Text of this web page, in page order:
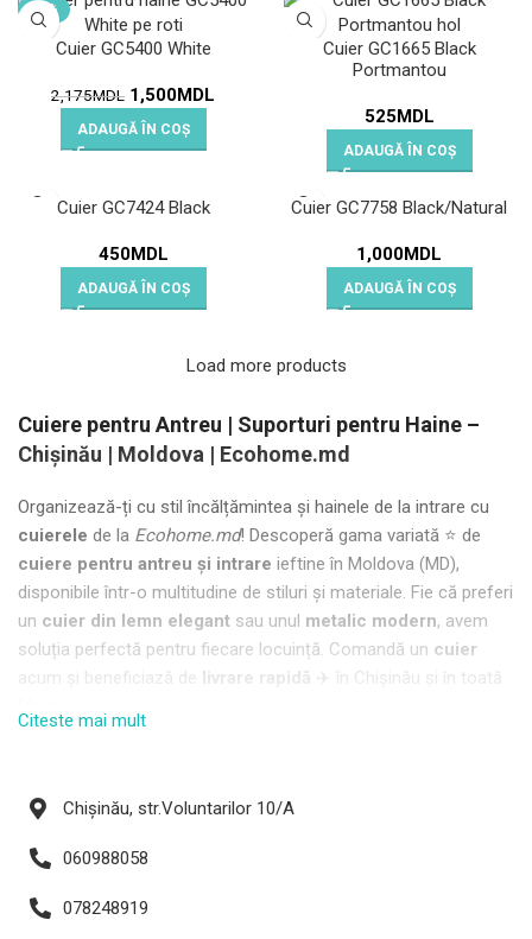
-31%
Cuier GC5400 White
2,175MDL 1,500MDL
ADAUGĂ ÎN COȘ
Cuier GC1665 Black
Portmantou
525MDL
ADAUGĂ ÎN COȘ
Cuier GC7424 Black
450MDL
ADAUGĂ ÎN COȘ
Cuier GC7758 Black/Natural
1,000MDL
ADAUGĂ ÎN COȘ
Load more products
Cuiere pentru Antreu | Suporturi pentru Haine –
Chișinău | Moldova | Ecohome.md
Organizează-ți cu stil încălțămintea și hainele de la intrare cu
cuierele de la Ecohome.md! Descoperă gama variată ⭐ de
cuiere pentru antreu și intrare ieftine în Moldova (MD),
disponibile într-o multitudine de stiluri și materiale. Fie că preferi
un cuier din lemn elegant sau unul metalic modern, avem
soluția perfectă pentru fiecare locuință. Comandă un cuier
acum și beneficiază de livrare rapidă
✈️ în Chișinău și în toată
tău:
spațiu de depozitare;
Cuiere de perete
Citeste mai mult
Chișinău, str.Voluntarilor 10/A
060988058
078248919